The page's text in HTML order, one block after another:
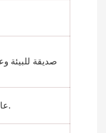
صديقة للبيئة
عادة من 5 إلى 7 أيام.